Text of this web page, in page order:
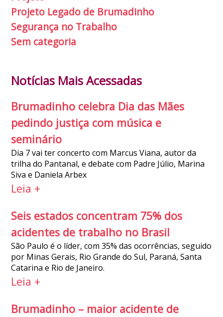
Projeto Legado de Brumadinho
Segurança no Trabalho
Sem categoria
Notícias Mais Acessadas
Brumadinho celebra Dia das Mães
pedindo justiça com música e
seminário
Dia 7 vai ter concerto com Marcus Viana, autor da
trilha do Pantanal, e debate com Padre Júlio, Marina
Siva e Daniela Arbex
Leia +
Seis estados concentram 75% dos
acidentes de trabalho no Brasil
São Paulo é o líder, com 35% das ocorrências, seguido
por Minas Gerais, Rio Grande do Sul, Paraná, Santa
Catarina e Rio de Janeiro.
Leia +
Brumadinho – maior acidente de